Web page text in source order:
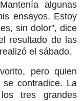
algunas
ensayos. Estoy
sin dolor", dice
resultado de las
el sábado.
pero quien
contradice. La
tres grandes